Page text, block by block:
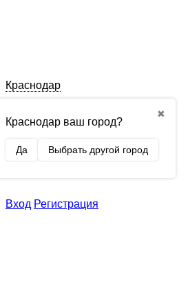
Краснодар
✖
Краснодар ваш город?
Да Выбрать другой город
Вход Регистрация